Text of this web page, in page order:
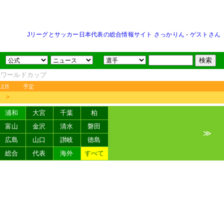
Jリーグとサッカー日本代表の総合情報サイト さっかりん - ゲストさん
ールドカップ
月 予定
＞
浦和 大宮 千葉
柏
富山
金沢 清水
磐田
広島
山口 讃岐
徳島
総合
代表 海外 すべて
≫